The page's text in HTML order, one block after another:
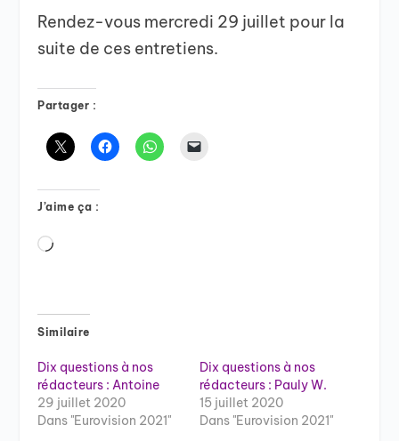
Rendez-vous mercredi 29 juillet pour la
suite de ces entretiens.
Partager :
J’aime ça :
Chargement…
Similaire
Dix questions à nos
rédacteurs : Antoine
29 juillet 2020
Dans "Eurovision 2021"
Dix questions à nos
rédacteurs : Pauly W.
15 juillet 2020
Dans "Eurovision 2021"